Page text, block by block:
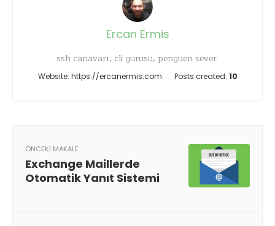
Ercan Ermis
ssh canavarı, cli gurusu, penguen sever.
Website: https://ercanermis.com Posts created: 10
ÖNCEKI MAKALE
Exchange Maillerde
Otomatik Yanıt Sistemi